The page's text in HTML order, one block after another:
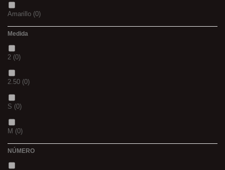
Amarillo (0)
(0)
(0)
BLACK & RED
PANTHER
36(0)
Medida
2 (0)
2.50 (0)
S (0)
M (0)
NÚMERO